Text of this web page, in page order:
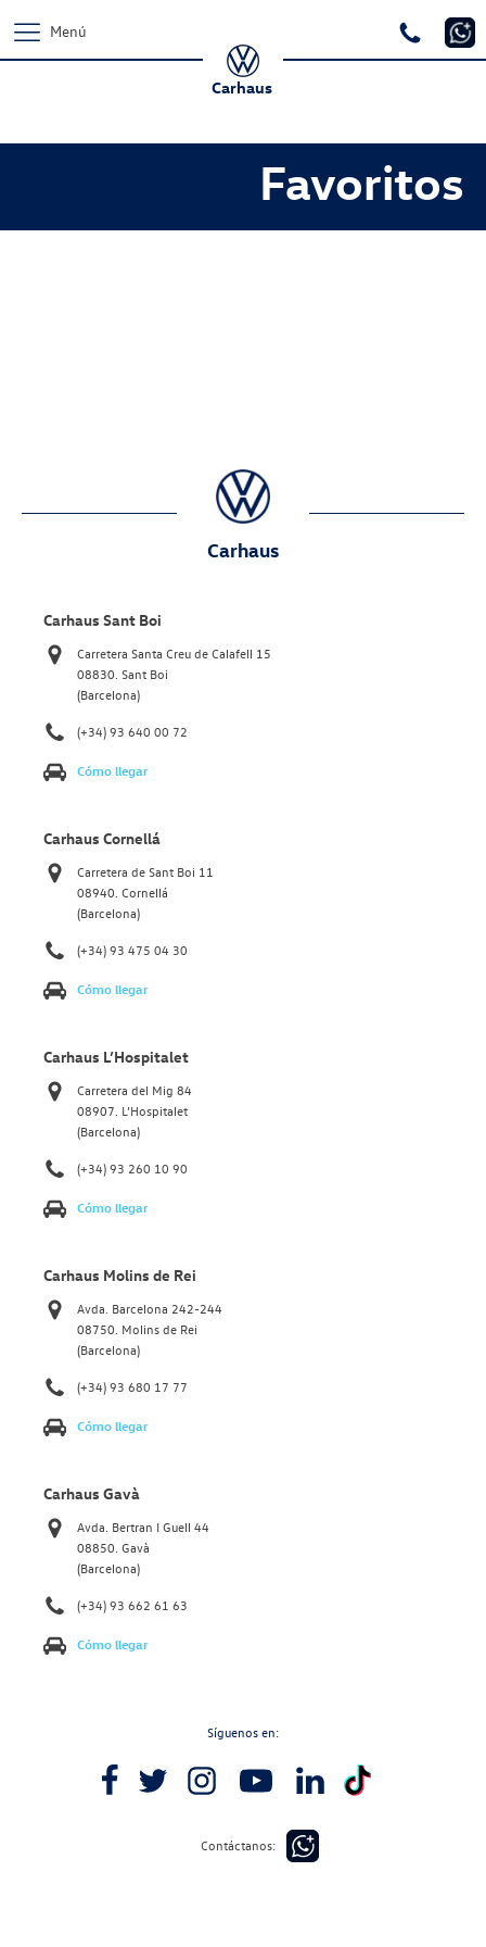
Menú
Carhaus
Favoritos
Carhaus
Carhaus Sant Boi
Carretera Santa Creu de Calafell 15
08830. Sant Boi
(Barcelona)
(+34) 93 640 00 72
Cómo llegar
Carhaus Cornellá
Carretera de Sant Boi 11
08940. Cornellá
(Barcelona)
(+34) 93 475 04 30
Cómo llegar
Carhaus L’Hospitalet
Carretera del Mig 84
08907. L’Hospitalet
(Barcelona)
(+34) 93 260 10 90
Cómo llegar
Carhaus Molins de Rei
Avda. Barcelona 242-244
08750. Molins de Rei
(Barcelona)
(+34) 93 680 17 77
Cómo llegar
Carhaus Gavà
Avda. Bertran I Guell 44
08850. Gavà
(Barcelona)
(+34) 93 662 61 63
Cómo llegar
Síguenos en:
Contáctanos: